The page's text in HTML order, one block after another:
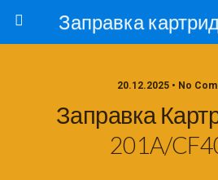
20.12.2025 • No
Заправка
201A/